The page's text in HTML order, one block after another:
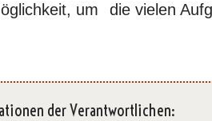
um
die vielen
der Verantwortlichen: